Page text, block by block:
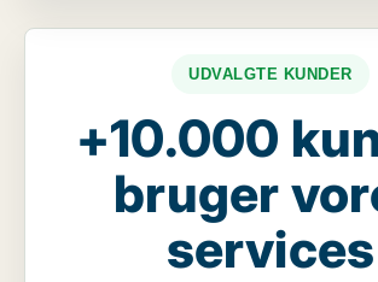
UDVALGTE KUNDER
+10.000
bruger
services